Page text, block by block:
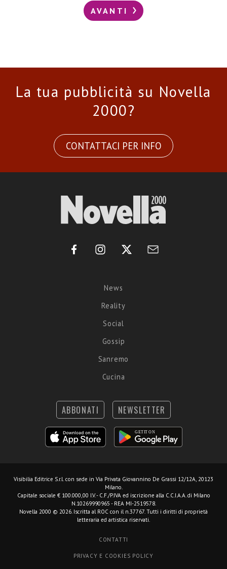
AVANTI
La tua pubblicità su Novella
2000?
CONTATTACI PER INFO
News
Reality
Social
Gossip
Sanremo
Cucina
ABBONATI NEWSLETTER
Visibilia Editrice S.r.l. con sede in Via Privata Giovannino De Grassi 12/12A, 20123
Milano.
Capitale sociale € 100.000,00 I.V. - C.F./P.IVA ed iscrizione alla C.C.I.A.A. di Milano
N.10269990965 - REA MI-2519578.
Novella 2000 © 2026. Iscritta al ROC con il n.37767. Tutti i diritti di proprietà
letteraria ed artistica riservati.
CONTATTI
PRIVACY E COOKIES POLICY